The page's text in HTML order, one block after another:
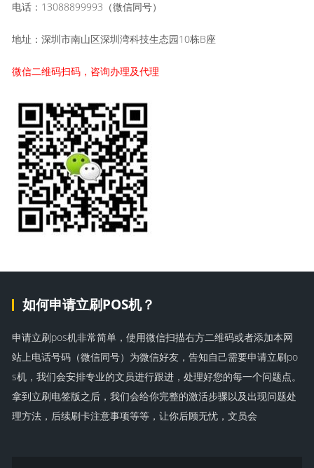
电话：13088899993（微信同号）
地址：深圳市南山区深圳湾科技生态园10栋B座
微信二维码扫码，咨询办理及代理
如何申请立刷POS机？
申请立刷pos机非常简单，使用微信扫描右方二维码或者添加本网
站上电话号码（微信同号）为微信好友，告知自己需要申请立刷po
s机，我们会安排专业的文员进行跟进，处理好您的每一个问题点。
拿到立刷电签版之后，我们会给你完整的激活步骤以及出现问题处
理方法，后续刷卡注意事项等等，让你后顾无忧，文员会